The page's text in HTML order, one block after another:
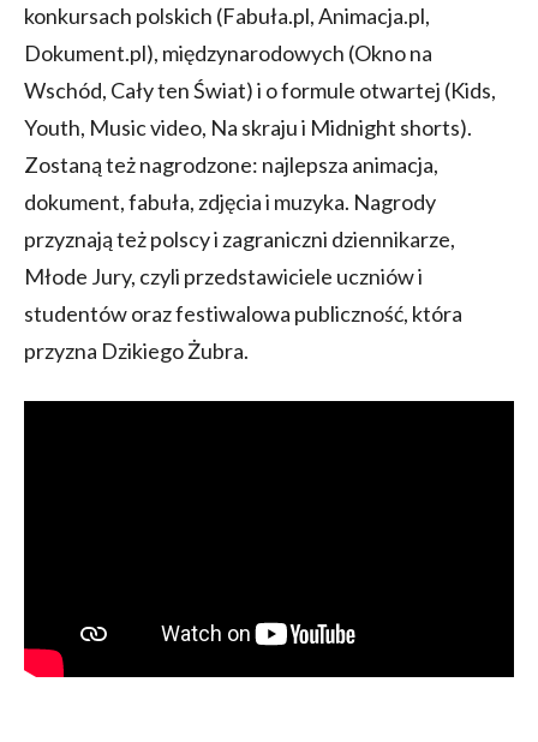
konkursach polskich (Fabuła.pl, Animacja.pl,
Dokument.pl), międzynarodowych (Okno na
Wschód, Cały ten Świat) i o formule otwartej (Kids,
Youth, Music video, Na skraju i Midnight shorts).
Zostaną też nagrodzone: najlepsza animacja,
dokument, fabuła, zdjęcia i muzyka. Nagrody
przyznają też polscy i zagraniczni dziennikarze,
Młode Jury, czyli przedstawiciele uczniów i
studentów oraz festiwalowa publiczność, która
przyzna Dzikiego Żubra.